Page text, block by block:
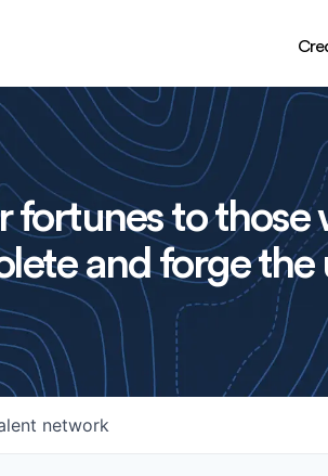
fortunes to those
and forge
network